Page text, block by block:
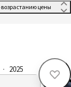
· 2025